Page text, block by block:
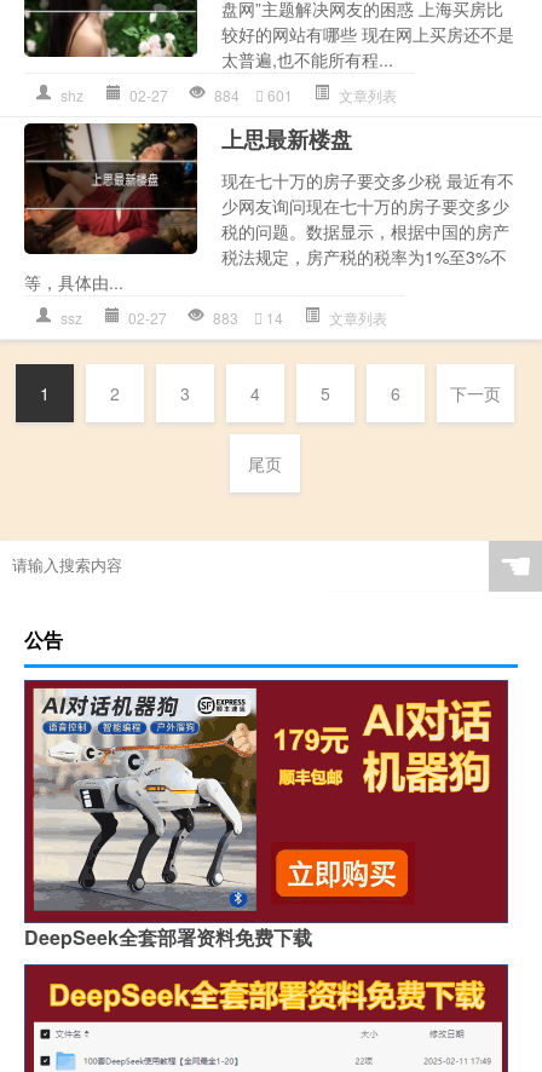
盘网”主题解决网友的困惑 上海买房比
较好的网站有哪些 现在网上买房还不是
太普遍,也不能所有程...
shz 02-27 884 601 文章列表
上思最新楼盘
现在七十万的房子要交多少税 最近有不
少网友询问现在七十万的房子要交多少
税的问题。数据显示，根据中国的房产
税法规定，房产税的税率为1%至3%不
等，具体由...
ssz 02-27 883 14 文章列表
1 2 3 4 5 6 下一页
尾页
☚
公告
DeepSeek全套部署资料免费下载